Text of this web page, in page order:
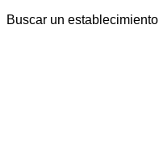
Buscar un establecimiento